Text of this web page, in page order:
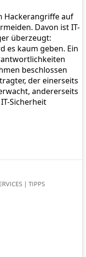
Hackerangriffe auf
Davon ist IT-
überzeugt:
es kaum geben. Ein
beschlossen
der einerseits
andererseits
Sicherheit
| TIPPS